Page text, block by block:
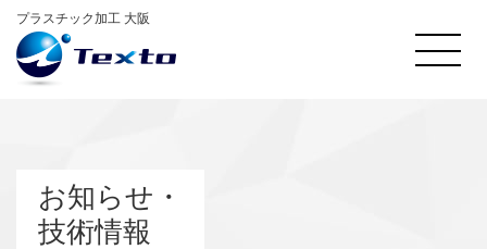
プラスチック加工 大阪
お知らせ・
技術情報